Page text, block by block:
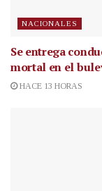
NACIONALES
Se entrega
mortal en el
HACE 13 HORAS